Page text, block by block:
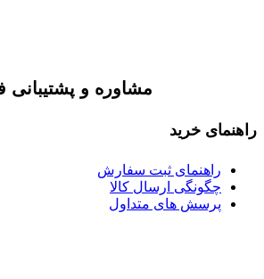
مشاوره و پشتیبانی
راهنمای خرید
راهنمای ثبت سفارش
چگونگی ارسال کالا
پرسش های متداول